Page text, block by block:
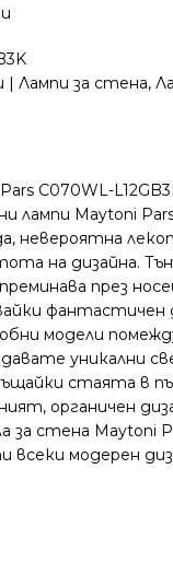
| Лампи за стена,
C070WL-
лампи Maytoni
невероятна
на дизайна.
през
фантастичен
модели
уникални
стаята в
органичен
стена Maytoni
всеки модерен